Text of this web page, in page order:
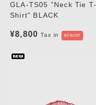
GLA-TS05 ”Neck Tie T-
Shirt" BLACK
¥8,800 Tax in 60%Off